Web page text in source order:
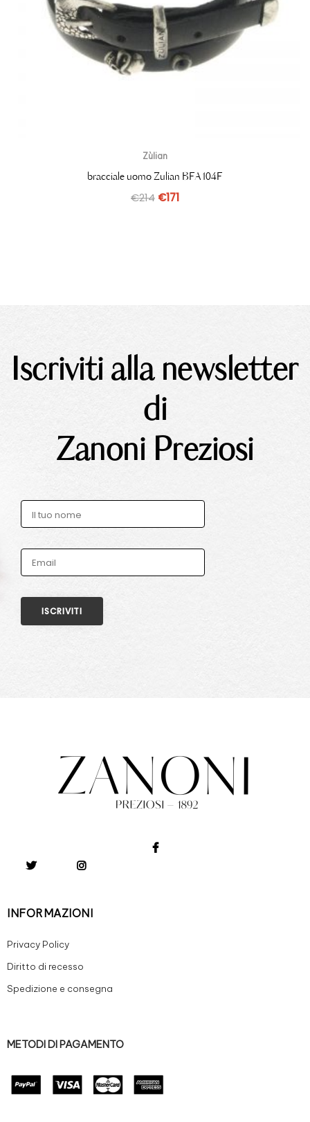
Zùlian
bracciale uomo Zulian BFA104F
€214 €171
Iscriviti alla newsletter
di
Zanoni Preziosi
INFORMAZIONI
Privacy Policy
Diritto di recesso
Spedizione e consegna
METODI DI PAGAMENTO